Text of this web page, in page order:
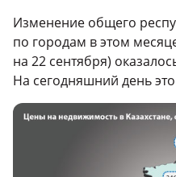
Изменение общего
по городам в этом
на 22 сентября)
На сегодняшний день